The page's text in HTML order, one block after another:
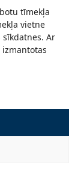
tīmekļa
vietne
Ar